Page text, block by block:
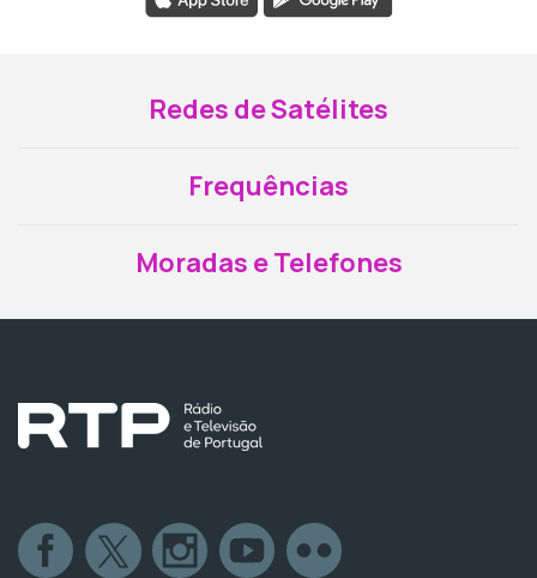
Redes de Satélites
Frequências
Moradas e Telefones